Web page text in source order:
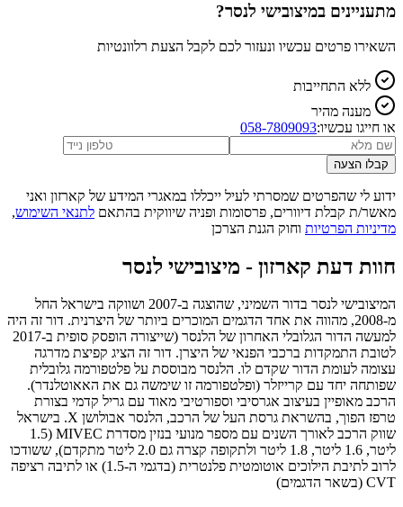
מתעניינים במיצובישי לנסר?
השאירו פרטים עכשיו ונעזור לכם לקבל הצעת רלוונטיות
ללא התחייבות
מענה מהיר
או חייגו עכשיו:058-7809093
קבלו הצעה
ידוע לי שהפרטים שמסרתי לעיל ייכללו במאגרי המידע של קארזון ואני
מאשר/ת קבלת דיוורים, פרסומות ופניה שיווקית בהתאם לתנאי השימוש,
מדיניות הפרטיות וחוק הגנת הצרכן
חוות דעת קארזון - מיצובישי לנסר
המיצובישי לנסר בדור השמיני, שהוצגה ב-2007 ושווקה בישראל החל
מ-2008, מהווה את אחד הדגמים המוכרים ביותר של היצרנית. דור זה היה
למעשה הדור הגלובלי האחרון של הלנסר (שייצורה הופסק סופית ב-2017
לטובת התמקדות ברכבי הפנאי של היצרן. דור זה הציג קפיצת מדרגה
עצומה לעומת הדור שקדם לו. הלנסר מבוססת על פלטפורמה גלובלית
שפותחה יחד עם קרייזלר (ופלטפורמה זו שימשה גם את האאוטלנדר).
הרכב מאופיין בעיצוב אגרסיבי וספורטיבי מאוד עם גריל קדמי בצורת
טרפז הפוך, בהשראת גרסת העל של הרכב, הלנסר אבולושן X. בישראל
שווק הרכב לאורך השנים עם מספר מנועי בנזין מסדרת MIVEC (1.5
ליטר, 1.6 ליטר, 1.8 ליטר ולתקופה קצרה גם 2.0 ליטר מתקדם), ששודכו
לרוב לתיבת הילוכים אוטומטית פלנטרית (בדגמי ה-1.5) או לתיבה רציפה
CVT (בשאר הדגמים)